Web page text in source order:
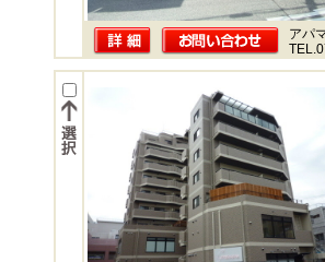
アパ